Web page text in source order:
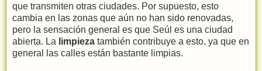
que transmiten otras ciudades. Por supuesto, esto
cambia en las zonas que aún no han sido renovadas,
pero la sensación general es que Seúl es una ciudad
abierta. La limpieza también contribuye a esto, ya que en
general las calles están bastante limpias.